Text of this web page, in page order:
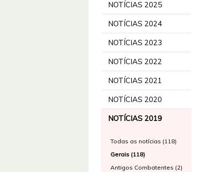
NOTÍCIAS 2025
NOTÍCIAS 2024
NOTÍCIAS 2023
NOTÍCIAS 2022
NOTÍCIAS 2021
NOTÍCIAS 2020
NOTÍCIAS 2019
Todas as notícias (118)
Gerais (118)
Antigos Combatentes (2)